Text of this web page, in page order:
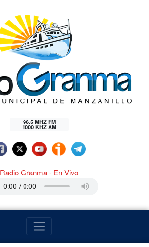
96.5 MHZ FM
1000 KHZ AM
Radio Granma - En Vivo